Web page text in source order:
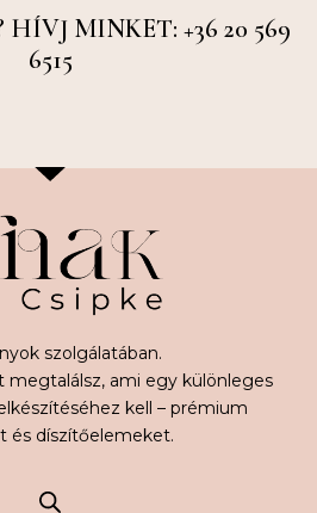
HÍVJ MINKET: +36 20 569
6515
szolgálatában.
megtalálsz, ami egy különleges
kell – prémium
és díszítőelemeket.